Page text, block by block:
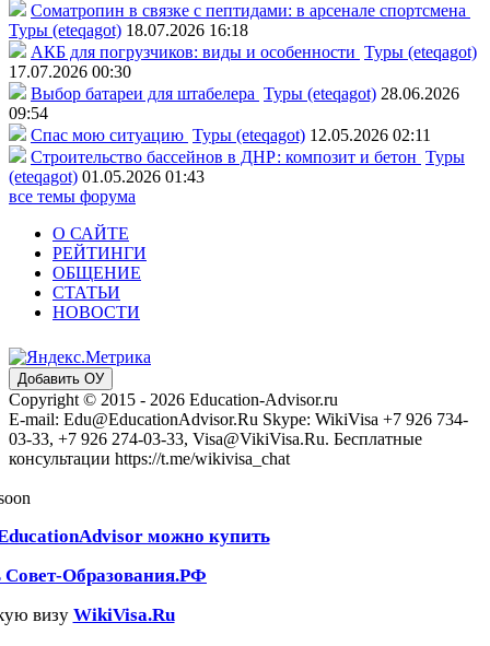
Соматропин в связке с пептидами: в арсенале спортсмена
Туры (eteqagot) 18.07.2026 16:18
АКБ для погрузчиков: виды и особенности Туры (eteqagot)
17.07.2026 00:30
Выбор батареи для штабелера Туры (eteqagot) 28.06.2026
09:54
Спас мою ситуацию Туры (eteqagot) 12.05.2026 02:11
Строительство бассейнов в ДНР: композит и бетон Туры
(eteqagot) 01.05.2026 01:43
все темы форума
О САЙТЕ
РЕЙТИНГИ
ОБЩЕНИЕ
СТАТЬИ
НОВОСТИ
Добавить ОУ
Copyright © 2015 - 2026 Education-Advisor.ru
E-mail: Edu@EducationAdvisor.Ru Skype: WikiVisa +7 926 734-
03-33, +7 926 274-03-33, Visa@VikiVisa.Ru. Бесплатные
консультации https://t.me/wikivisa_chat
можно купить
Совет-Образования.РФ
визу WikiVisa.Ru